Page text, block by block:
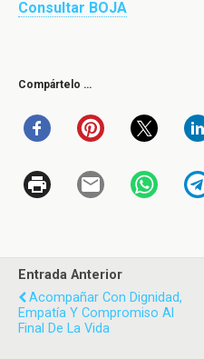
Consultar BOJA
Compártelo …
Entrada Anterior
Acompañar Con Dignidad,
Empatía Y Compromiso Al
Final De La Vida